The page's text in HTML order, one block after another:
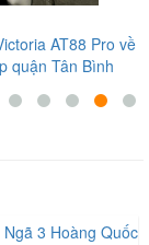
trai lựa chọn xe
G5 tại 72 Nguyễn
3 Hoàng Quốc